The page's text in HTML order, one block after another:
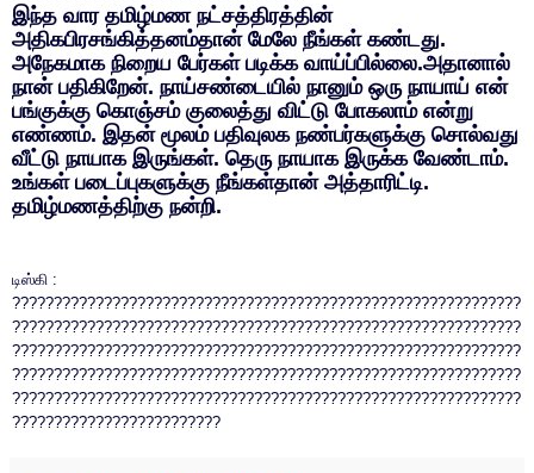
இந்த வார தமிழ்மண நட்சத்திரத்தின்
அதிகபிரசங்கித்தனம்தான் மேலே நீங்கள் கண்டது.
அநேகமாக நிறைய பேர்கள் படிக்க வாய்ப்பில்லை.அதானால்
நான் பதிகிறேன். நாய்சண்டையில் நானும் ஒரு நாயாய் என்
பங்குக்கு கொஞ்சம் குலைத்து விட்டு போகலாம் என்று
எண்ணம். இதன் மூலம் பதிவுலக நண்பர்களுக்கு சொல்வது
வீட்டு நாயாக இருங்கள். தெரு நாயாக இருக்க வேண்டாம்.
உங்கள் படைப்புகளுக்கு நீங்கள்தான் அத்தாரிட்டி.
தமிழ்மணத்திற்கு நன்றி.
டிஸ்கி :
?????????????????????????????????????????????????????????????
?????????????????????????????????????????????????????????????
?????????????????????????????????????????????????????????????
?????????????????????????????????????????????????????????????
?????????????????????????????????????????????????????????????
?????????????????????????